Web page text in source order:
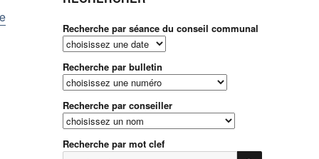
Recherche par séance du conseil communal
Recherche par bulletin
Recherche par conseiller
Recherche par mot clef